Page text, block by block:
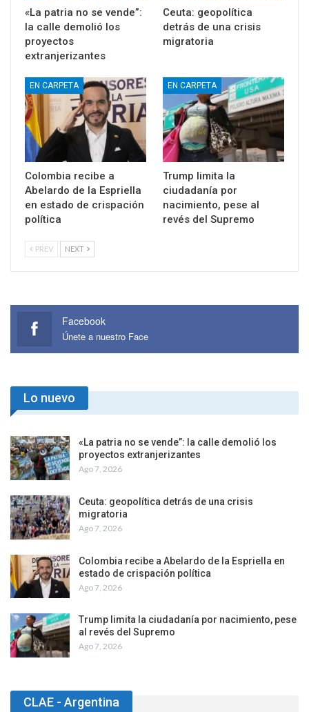
«La patria no se vende”:
la calle demolió los
proyectos
extranjerizantes
Ceuta: geopolítica
detrás de una crisis
migratoria
EN CARPETA
Colombia recibe a
Abelardo de la Espriella
en estado de crispación
política
EN CARPETA
Trump limita la
ciudadanía por
nacimiento, pese al
revés del Supremo
PREV NEXT
Facebook
Únete a nuestro Face
Lo nuevo
«La patria no se vende”: la calle demolió los
proyectos extranjerizantes
Ago 7, 2026
Ceuta: geopolítica detrás de una crisis
migratoria
Ago 7, 2026
Colombia recibe a Abelardo de la Espriella en
estado de crispación política
Ago 7, 2026
Trump limita la ciudadanía por nacimiento, pese
al revés del Supremo
Ago 7, 2026
CLAE - Argentina